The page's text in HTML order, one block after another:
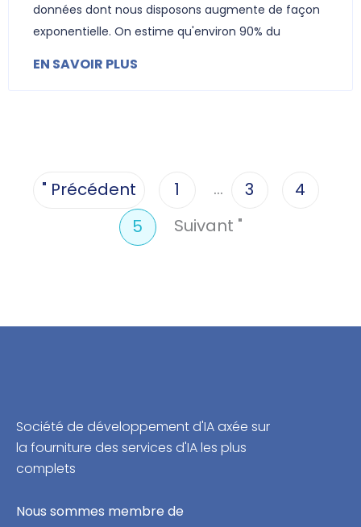
données dont nous disposons augmente de façon
exponentielle. On estime qu'environ 90% du
EN SAVOIR PLUS
" Précédent 1 … 3
4
5
Suivant "
Société de développement d'IA axée sur
la fourniture des services d'IA les plus
complets
Nous sommes membre de